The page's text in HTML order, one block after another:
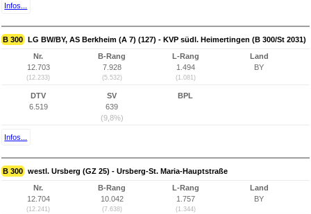
Infos...
B 300 LG BW/BY, AS Berkheim (A 7) (127) - KVP südl. Heimertingen (B 300/St 2031)
Nr.
12.703
(12.233)
B-Rang
7.928
(5.532)
L-Rang
1.494
(1.081)
Land
BY
DTV
6.519
SV
639
(9,8%)
BPL
Infos...
B 300 westl. Ursberg (GZ 25) - Ursberg-St. Maria-Hauptstraße
Nr.
12.704
(12.241)
B-Rang
10.042
(7.638)
L-Rang
1.757
(1.344)
Land
BY